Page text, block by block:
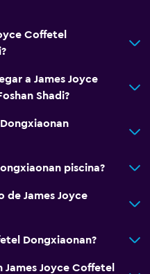
Coffetel
a James Joyce
Shadi?
piscina?
de James Joyce
Dongxiaonan?
James Joyce Coffetel